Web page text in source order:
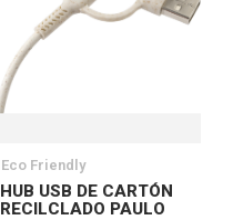
Eco Friendly
HUB USB DE CARTÓN
RECILCLADO PAULO